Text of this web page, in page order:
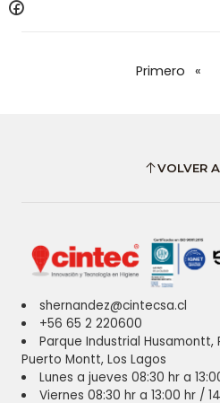
Primero «
VOLVER
shernandez@cintecsa.cl
+56 65 2 220600
Parque Industrial Husamontt,
Puerto Montt, Los Lagos
Lunes a jueves 08:30 hr a
Viernes 08:30 hr a 13:00 hr /